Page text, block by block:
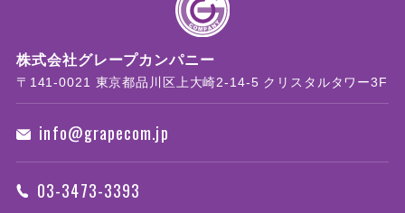
株式会社グレープカンパニー
〒141-0021 東京都品川区上大崎2-14-5 クリスタルタワー3F
info@grapecom.jp
03-3473-3393